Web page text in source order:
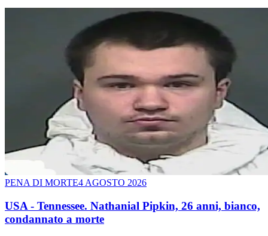
PENA DI MORTE4 AGOSTO 2026
USA - Tennessee. Nathanial Pipkin, 26 anni, bianco,
condannato a morte